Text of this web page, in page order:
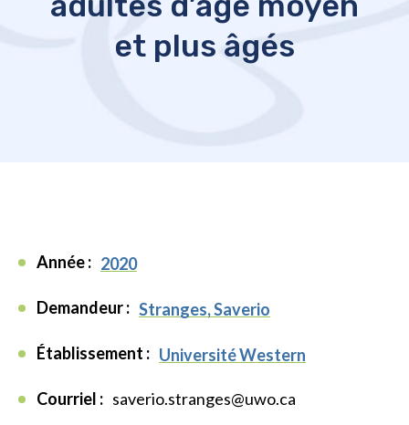
et plus âgés
Année : 2020
Demandeur : Stranges, Saverio
Établissement : Université Western
Courriel : saverio.stranges@uwo.ca